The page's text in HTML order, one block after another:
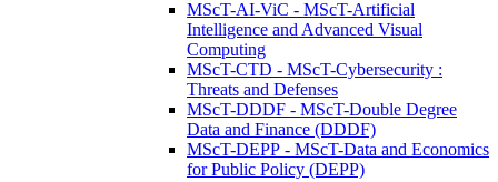
MScT-AI-ViC - MScT-Artificial
Intelligence and Advanced Visual
Computing
MScT-CTD - MScT-Cybersecurity :
Threats and Defenses
MScT-DDDF - MScT-Double Degree
Data and Finance (DDDF)
MScT-DEPP - MScT-Data and Economics
for Public Policy (DEPP)